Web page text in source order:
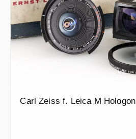
Carl Zeiss f. Leica M